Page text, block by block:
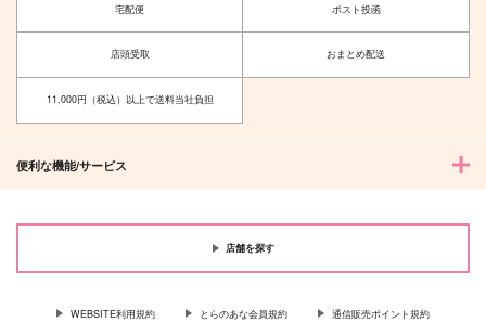
宅配便 ポスト投函
店頭受取 おまとめ配送
11,000円（税込）以上で送料当社負担
便利な機能/サービス
店舗を探す
WEBSITE利用規約 とらのあな会員規約 通信販売ポイント規約